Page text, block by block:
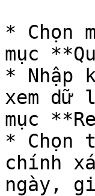
* Chọn
mục
* Nhập
xem
mục
* Chọn
chính
ngày,